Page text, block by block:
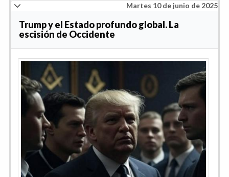
Martes 10 de junio de 2025
Trump y el Estado profundo global. La
escisión de Occidente